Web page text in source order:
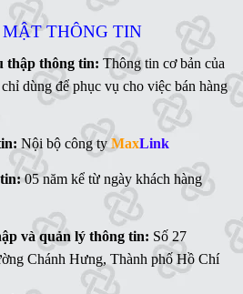
THÔNG TIN
thập thông tin: Thông tin cơ bản của
dùng để phục vụ cho việc bán hàng
Nội bộ công tyMaxLink
05 năm kể từ ngày khách hàng
và quản lý thông tin: Số 27
Chánh Hưng, Thành phố Hồ Chí